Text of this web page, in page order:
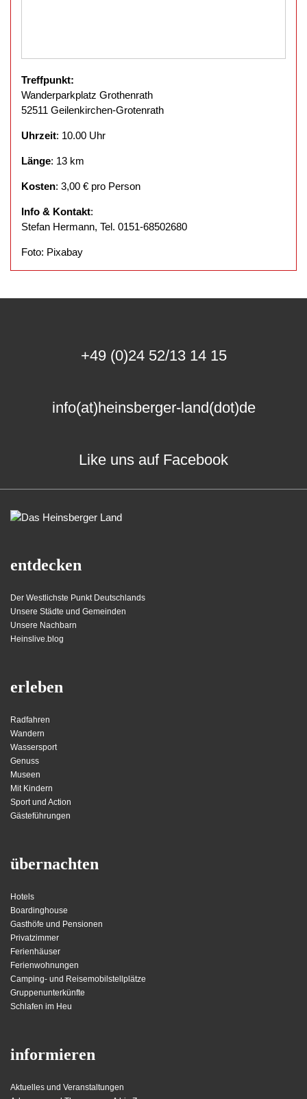
Treffpunkt:
Wanderparkplatz Grothenrath
52511 Geilenkirchen-Grotenrath
Uhrzeit: 10.00 Uhr
Länge: 13 km
Kosten: 3,00 € pro Person
Info & Kontakt:
Stefan Hermann, Tel. 0151-68502680
Foto: Pixabay
+49 (0)24 52/13 14 15
info(at)heinsberger-land(dot)de
Like uns auf Facebook
entdecken
Der Westlichste Punkt Deutschlands
Unsere Städte und Gemeinden
Unsere Nachbarn
Heinslive.blog
erleben
Radfahren
Wandern
Wassersport
Genuss
Museen
Mit Kindern
Sport und Action
Gästeführungen
übernachten
Hotels
Boardinghouse
Gasthöfe und Pensionen
Privatzimmer
Ferienhäuser
Ferienwohnungen
Camping- und Reisemobilstellplätze
Gruppenunterkünfte
Schlafen im Heu
informieren
Aktuelles und Veranstaltungen